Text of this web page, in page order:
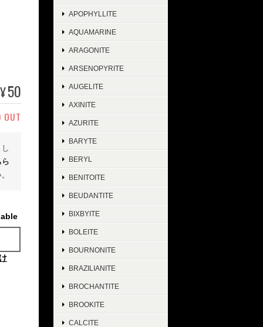
¥50
OUT
ら
APOPHYLLITE
AQUAMARINE
ARAGONITE
ARSENOPYRITE
AUGELITE
AXINITE
AZURITE
BARYTE
BERYL
BENITOITE
BEUDANTITE
BIXBYITE
BOLEITE
BOURNONITE
BRAZILIANITE
BROCHANTITE
BROOKITE
CALCITE